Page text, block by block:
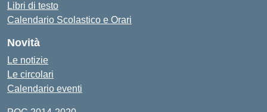
Libri di testo
Calendario Scolastico e Orari
Novità
Le notizie
Le circolari
Calendario eventi